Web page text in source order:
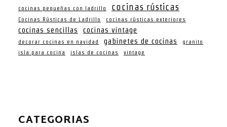
cocinas pequeñas con ladrillo cocinas rústicas
Cocinas Rústicas de Ladrillo cocinas rústicas exteriores
cocinas sencillas cocinas vintage
decorar cocinas en navidad gabinetes de cocinas
granito
isla para cocina
islas de cocinas vintage
CATEGORIAS